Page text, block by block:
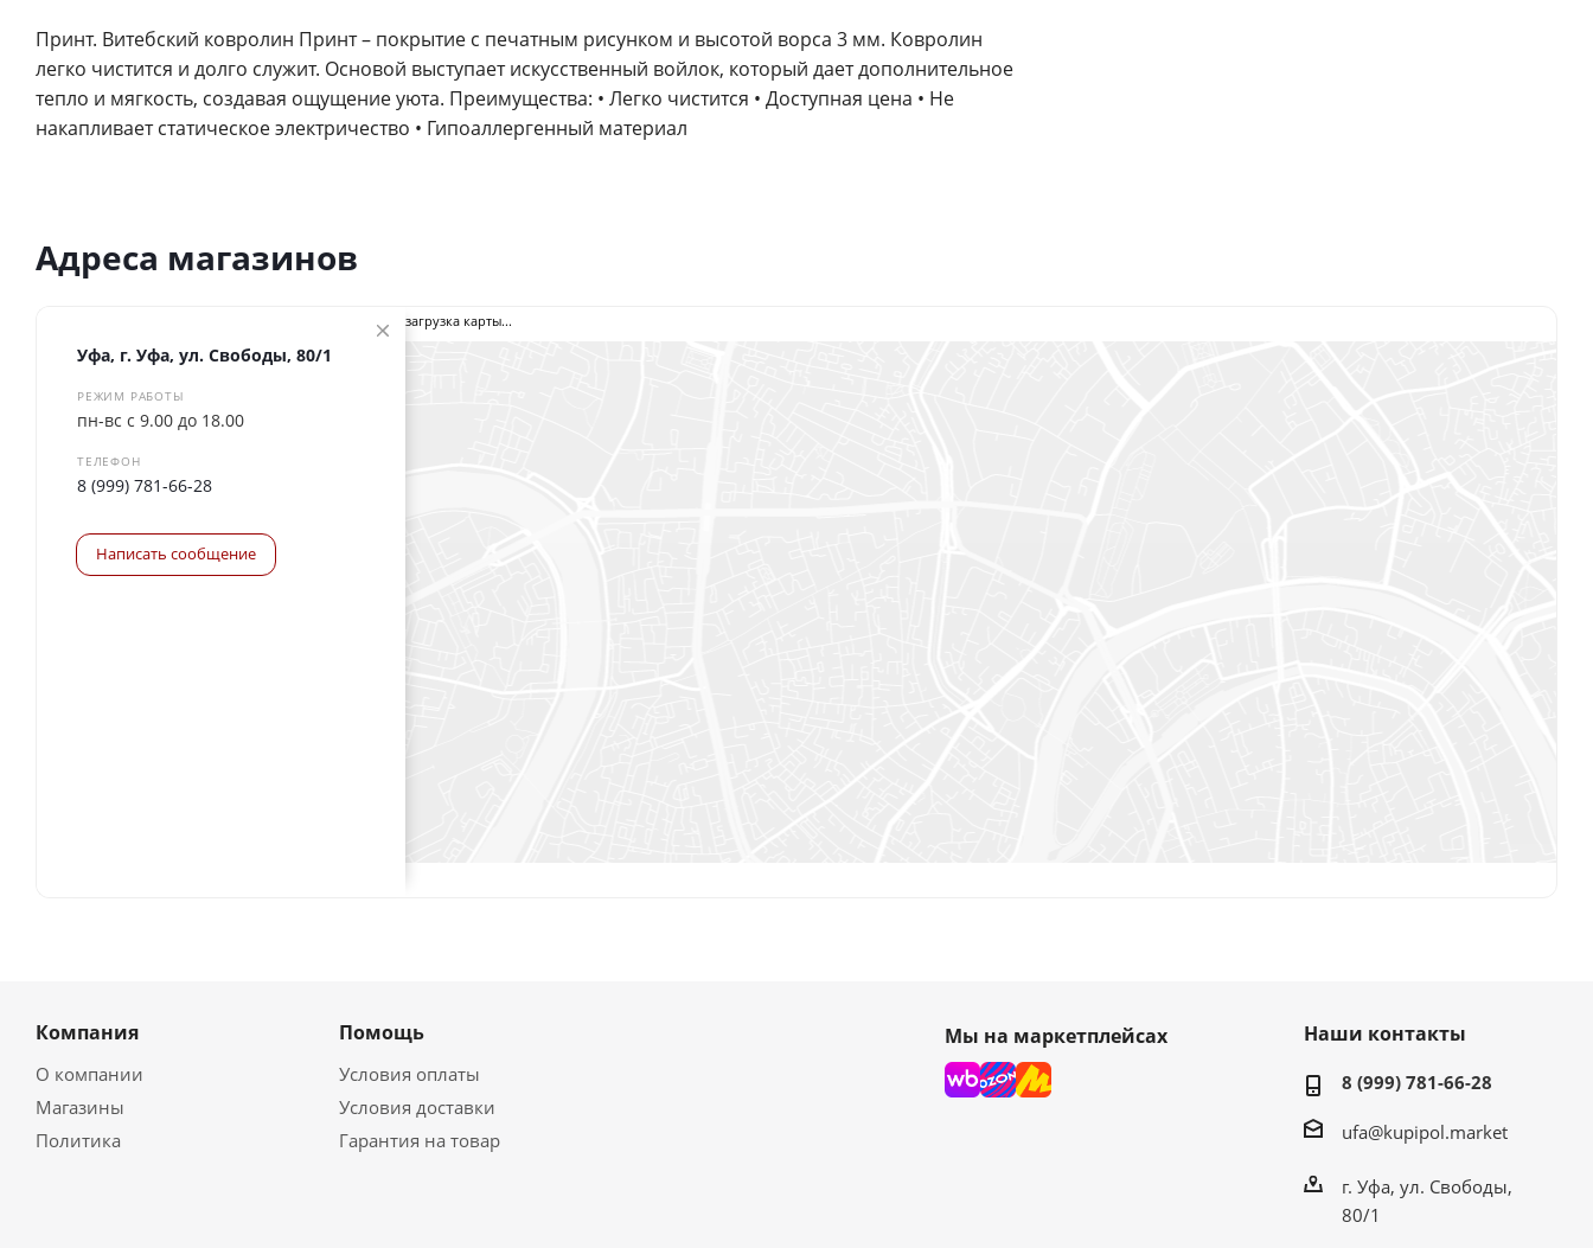
Принт. Витебский ковролин Принт – покрытие с печатным рисунком и высотой ворса 3 мм. Ковролин
легко чистится и долго служит. Основой выступает искусственный войлок, который дает дополнительное
тепло и мягкость, создавая ощущение уюта. Преимущества: • Легко чистится • Доступная цена • Не
накапливает статическое электричество • Гипоаллергенный материал
Адреса магазинов
Уфа, г. Уфа, ул. Свободы, 80/1
РЕЖИМ РАБОТЫ
пн-вс с 9.00 до 18.00
ТЕЛЕФОН
8 (999) 781-66-28
Написать сообщение
загрузка карты...
Компания
О компании
Магазины
Политика
Помощь
Условия оплаты
Условия доставки
Гарантия на товар
Мы на маркетплейсах Наши контакты
8 (999) 781-66-28
ufa@kupipol.market
г. Уфа, ул. Свободы,
80/1